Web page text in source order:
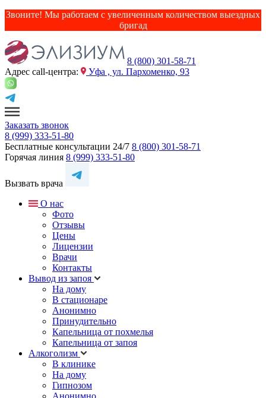
Звоните! Мы работаем с увеличенным количеством выездных
бригад
8 (800) 301-58-71
Адрес сall-центра:
Уфа , ул. Пархоменко, 93
Заказать звонок
8 (999) 333-51-80
Бесплатные консультации 24/7 8 (800) 301-58-71
Горячая линия 8 (999) 333-51-80
Вызвать врача
О нас
Фото
Отзывы
Цены
Лицензии
Врачи
Контакты
Вывод из запоя
На дому
В стационаре
Анонимно
Принудительно
Капельница от похмелья
Капельница от запоя
Алкоголизм
В клинике
На дому
Гипнозом
Анонимно